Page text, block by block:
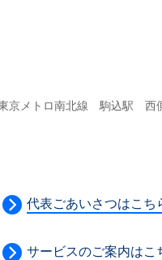
東京メトロ南北線 駒込駅 西
代表ごあいさつはこ
サービスのご案内はこ